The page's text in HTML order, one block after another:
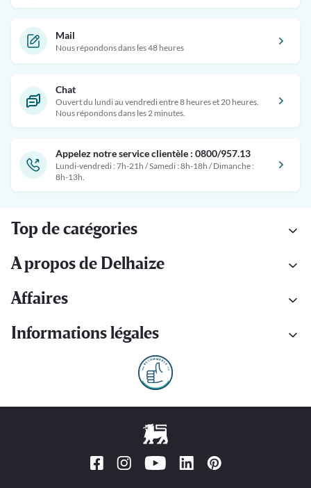
Mail
Nous répondons dans les 48 heures
Chat
Ouvert du lundi au vendredi entre 8 heures et 20 heures.
Nous répondons dans les 2 minutes.
Appelez notre service clientèle : 0800/957.13
Lundi-vendredi : 7h-21h / Samedi : 8h-18h / Dimanche :
8h-13h.
Top de catégories
A propos de Delhaize
Affaires
Informations légales